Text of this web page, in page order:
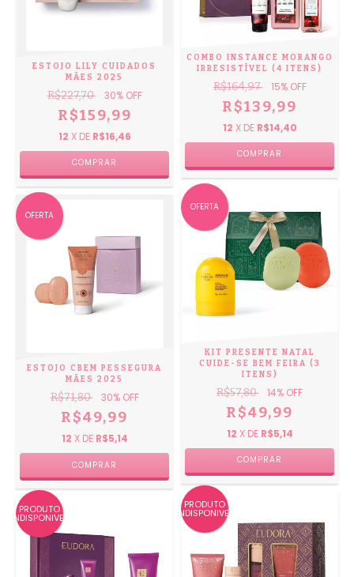
ESTOJO LILY CUIDADOS
MÃES 2025
R$227,70 30% OFF
R$159,99
12 X DE R$16,46
COMBO INSTANCE MORANGO
IRRESISTÍVEL (4 ITENS)
R$164,97 15% OFF
R$139,99
12 X DE R$14,40
OFERTA
ESTOJO CBEM PESSEGURA
MÃES 2025
R$71,80 30% OFF
R$49,99
12 X DE R$5,14
OFERTA
KIT PRESENTE NATAL
CUIDE-SE BEM FEIRA (3
ITENS)
R$57,80 14% OFF
R$49,99
12 X DE R$5,14
PRODUTO
INDISPONIVEL
PRODUTO
INDISPONIVEL